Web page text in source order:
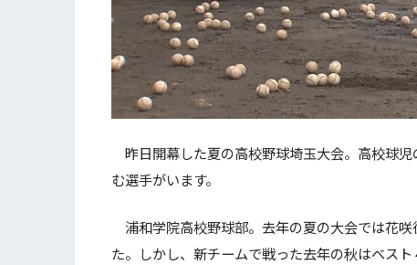
昨日開幕した夏の高校野球埼玉大会。高校球
む選手がいます。
浦和学院高校野球部。去年の夏の大会では花
た。しかし、新チームで戦った去年の秋はベス